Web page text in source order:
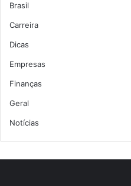
Brasil
Carreira
Dicas
Empresas
Finanças
Geral
Notícias